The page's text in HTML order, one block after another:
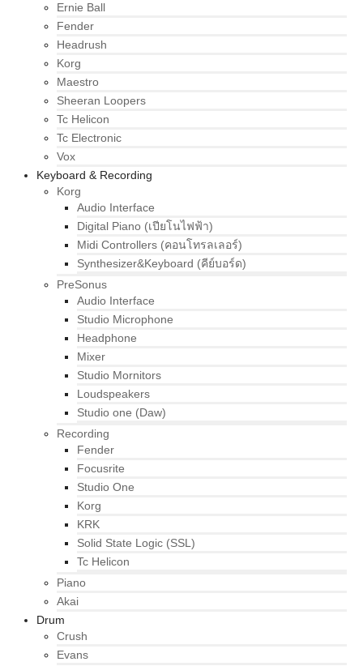
Ernie Ball
Fender
Headrush
Korg
Maestro
Sheeran Loopers
Tc Helicon
Tc Electronic
Vox
Keyboard & Recording
Korg
Audio Interface
Digital Piano (เปียโนไฟฟ้า)
Midi Controllers (คอนโทรลเลอร์)
Synthesizer&Keyboard (คีย์บอร์ด)
PreSonus
Audio Interface
Studio Microphone
Headphone
Mixer
Studio Mornitors
Loudspeakers
Studio one (Daw)
Recording
Fender
Focusrite
Studio One
Korg
KRK
Solid State Logic (SSL)
Tc Helicon
Piano
Akai
Drum
Crush
Evans